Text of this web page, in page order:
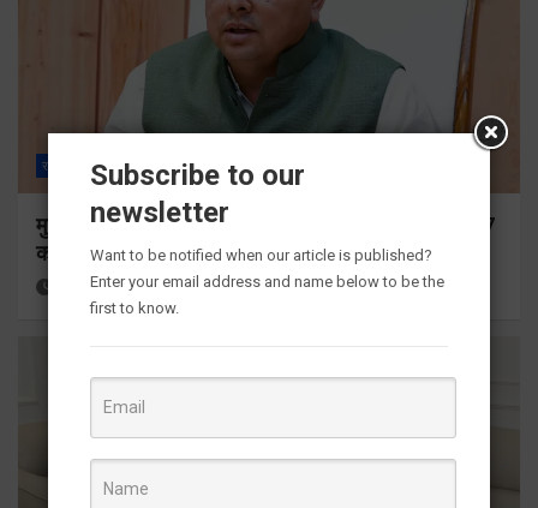
राज्य ALL देहरादून
मुख्यमंत्री ने प्रदान की विभिन्न विकास योजनाओं के लिए 1967
करोड़ की वित्तीय स्वीकृति
3 hours ago Viri Gairola
Subscribe to our
newsletter
Want to be notified when our article is published?
Enter your email address and name below to be the
first to know.